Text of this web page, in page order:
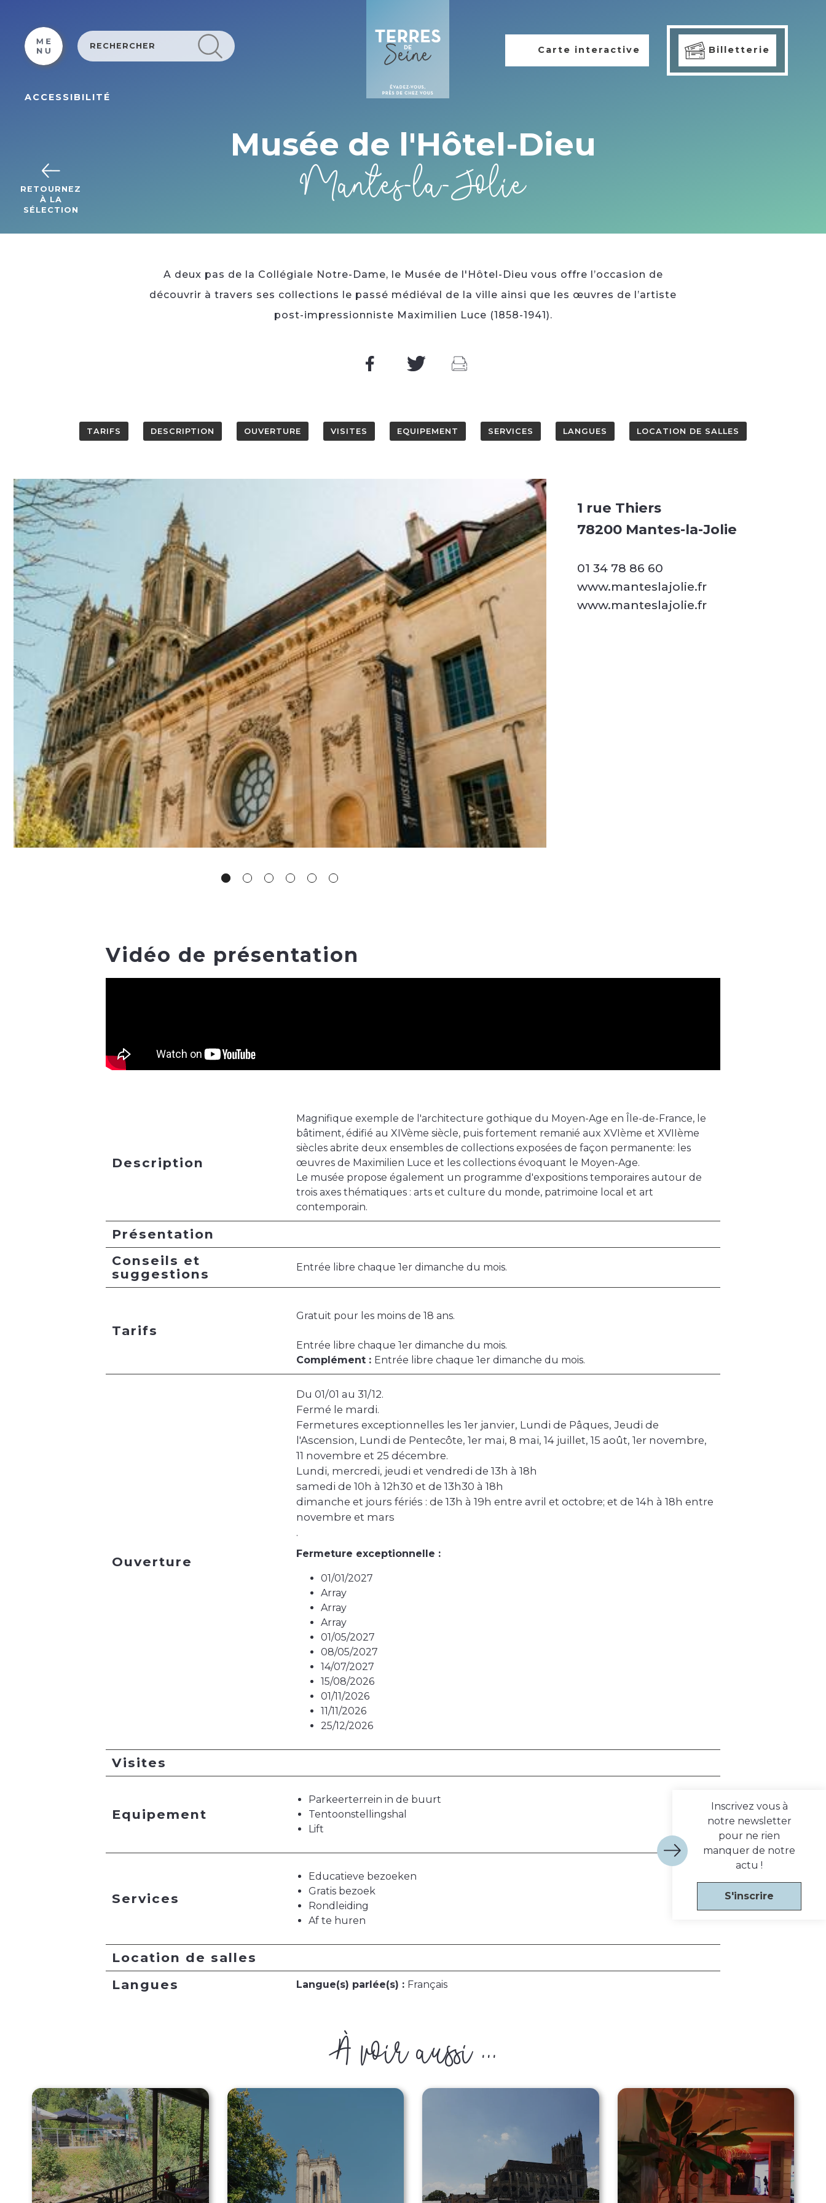
ACCESSIBILITÉ
Carte interactive Billetterie
RETOURNEZ
À LA
SÉLECTION
Musée de l'Hôtel-Dieu
Mantes-la-Jolie
A deux pas de la Collégiale Notre-Dame, le Musée de l'Hôtel-Dieu vous offre l’occasion de
découvrir à travers ses collections le passé médiéval de la ville ainsi que les œuvres de l’artiste
post-impressionniste Maximilien Luce (1858-1941).
TARIFS DESCRIPTION OUVERTURE VISITES EQUIPEMENT SERVICES LANGUES LOCATION DE SALLES
1 rue Thiers
78200 Mantes-la-Jolie
01 34 78 86 60
www.manteslajolie.fr
www.manteslajolie.fr
Vidéo de présentation
Description
Magnifique exemple de l'architecture gothique du Moyen-Age en Île-de-France, le
bâtiment, édifié au XIVème siècle, puis fortement remanié aux XVIème et XVIIème
siècles abrite deux ensembles de collections exposées de façon permanente: les
œuvres de Maximilien Luce et les collections évoquant le Moyen-Age.
Le musée propose également un programme d'expositions temporaires autour de
trois axes thématiques : arts et culture du monde, patrimoine local et art
contemporain.
Présentation
Conseils et
suggestions
Entrée libre chaque 1er dimanche du mois.
Tarifs
Gratuit pour les moins de 18 ans.
Entrée libre chaque 1er dimanche du mois.
Complément : Entrée libre chaque 1er dimanche du mois.
Ouverture
Du 01/01 au 31/12.
Fermé le mardi.
Fermetures exceptionnelles les 1er janvier, Lundi de Pâques, Jeudi de
l'Ascension, Lundi de Pentecôte, 1er mai, 8 mai, 14 juillet, 15 août, 1er novembre,
11 novembre et 25 décembre.
Lundi, mercredi, jeudi et vendredi de 13h à 18h
samedi de 10h à 12h30 et de 13h30 à 18h
dimanche et jours fériés : de 13h à 19h entre avril et octobre; et de 14h à 18h entre
novembre et mars
.
Fermeture exceptionnelle :
01/01/2027
Array
Array
Array
01/05/2027
08/05/2027
14/07/2027
15/08/2026
01/11/2026
11/11/2026
25/12/2026
Visites
Equipement
Parkeerterrein in de buurt
Tentoonstellingshal
Lift
Services
Educatieve bezoeken
Gratis bezoek
Rondleiding
Af te huren
Location de salles
Langues
Langue(s) parlée(s) : Français
À voir aussi ...
Inscrivez vous à
notre newsletter
pour ne rien
manquer de notre
actu !
S'inscrire